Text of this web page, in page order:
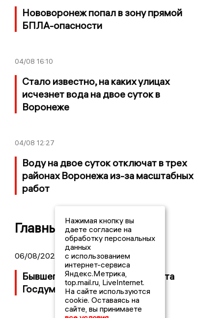
Нововоронеж попал в зону прямой
БПЛА-опасности
04/08 16:10
Стало известно, на каких улицах
исчезнет вода на двое суток в
Воронеже
04/08 12:27
Воду на двое суток отключат в трех
районах Воронежа из-за масштабных
работ
Главные новости
06/08/2026 09:39
Бывшего воронежского депутата
Госдумы объявили в розыск
Нажимая кнопку вы
даете согласие на
обработку персональных
данных
с использованием
интернет-сервиса
Яндекс.Метрика,
top.mail.ru, LiveInternet.
На сайте используются
cookie. Оставаясь на
сайте, вы принимаете